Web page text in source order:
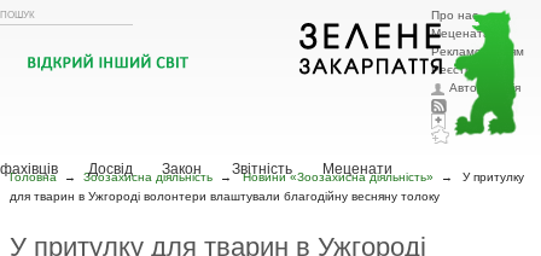
Головна → Зоозахисна діяльність → Новини «Зоозахисна діяльність» →
У притулку
для тварин в Ужгороді волонтери влаштували благодійну весняну толоку
У притулку для тварин в Ужгороді
Про нас
Меценатам
Рекламодавцям
Реєстрація
Авторизація
Ландшафтний
Історії з життя
Поради
фахівців
Досвід Закон Звітність Меценати